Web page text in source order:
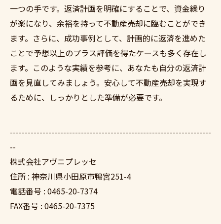
一つの手です。返済計画を明確にすることで、資金繰り
が楽になり、余裕を持って不動産売却に臨むことができ
ます。さらに、成功事例として、計画的に返済を進めた
ことで予想以上のプラス評価を得たケースも多く存在し
ます。このような実績を参考に、あなたも自分の返済計
画を見直してみましょう。安心して不動産売却を実現す
るために、しっかりとした準備が必要です。
--------------------------------------------------------------------
--
株式会社アヴニプレッセ
住所 : 神奈川県小田原市鴨宮251-4
電話番号 : 0465-20-7374
FAX番号 : 0465-20-7375